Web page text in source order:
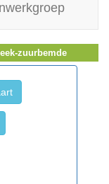
zuurbemde